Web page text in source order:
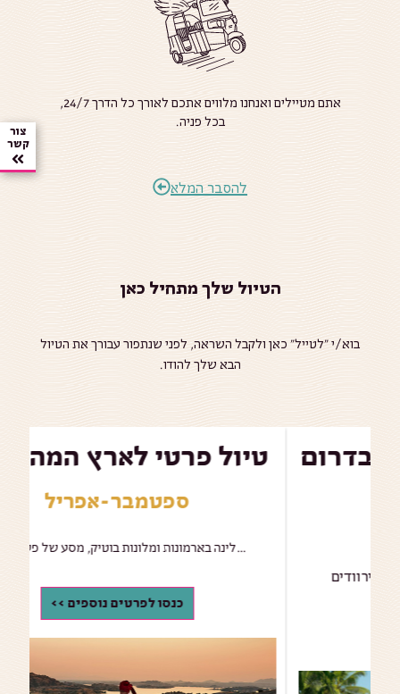
אתם מטיילים ואנחנו מלווים אתכם לאורך כל הדרך 24/7,
בכל פניה.
להסבר המלא
הטיול שלך מתחיל כאן
בוא/י ״לטייל״ כאן ולקבל השראה, לפני שנתפור עבורך את הטיול
הבא שלך להודו.
טיול עצמאי לגן העדן בדרום
הודו
כנסו לפרטים נוספים >>
צור
קשר